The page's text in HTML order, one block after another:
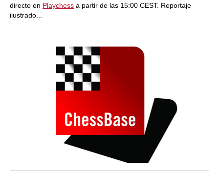
directo en Playchess a partir de las 15:00 CEST. Reportaje
ilustrado...